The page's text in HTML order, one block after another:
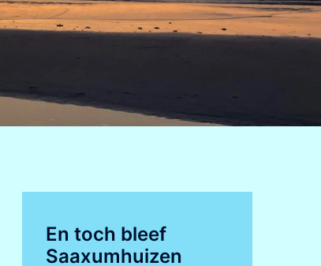
En toch bleef
Saaxumhuizen